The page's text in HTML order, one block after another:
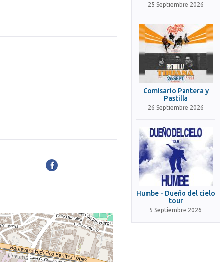
25 Septiembre 2026
Comisario Pantera y
Pastilla
26 Septiembre 2026
Humbe - Dueño del cielo
tour
5 Septiembre 2026